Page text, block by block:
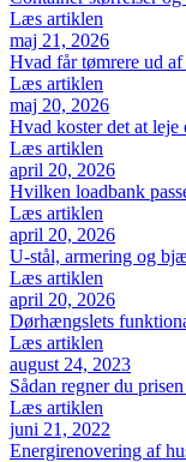
Læs artiklen
maj 21, 2026
Hvad får tømrere ud
Læs artiklen
maj 20, 2026
Hvad koster det at leje
Læs artiklen
april 20, 2026
Hvilken loadbank
Læs artiklen
april 20, 2026
U-stål, armering og
Læs artiklen
april 20, 2026
Dørhængslets
Læs artiklen
august 24, 2023
Sådan regner du
Læs artiklen
juni 21, 2022
Energirenovering af